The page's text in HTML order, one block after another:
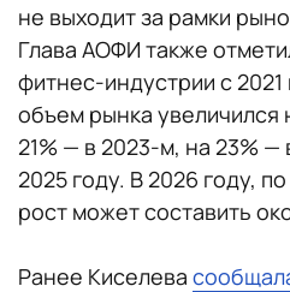
не выходит за рамки
Глава АОФИ также
фитнес-индустрии с
объем рынка увеличился
21% — в 2023-м, на 23% —
2025 году. В 2026 году,
рост может составить
Ранее Киселева